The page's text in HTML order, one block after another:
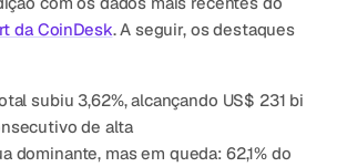
da CoinDesk. A seguir, os destaques
subiu 3,62%, alcançando US$ 231 bi
de alta
dominante, mas em queda: 62,1% do